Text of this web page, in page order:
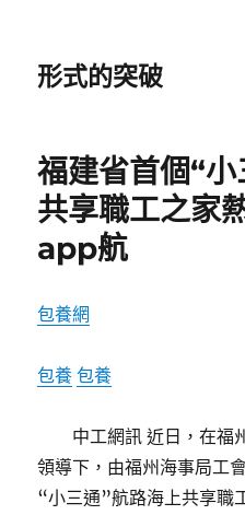
形式的突破
福建省首個“
共享職工之家
app航
包養網
包養 包養
中工網訊 近日，在福
領導下，由福州海事局工
“小三通”航路海上共享職